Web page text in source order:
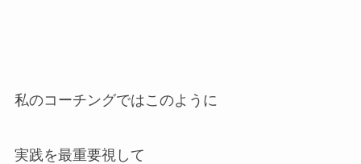
私のコーチングではこのように
実践を最重要視して